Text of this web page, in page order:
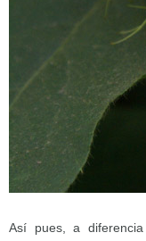
Así pues, a